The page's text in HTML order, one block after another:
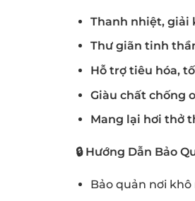
Thanh nhiệt, giải
Thư giãn tinh
Hỗ trợ tiêu hóa,
Giàu chất chống
Mang lại hơi thở
🔒 Hướng Dẫn Bảo
Bảo quản nơi khô